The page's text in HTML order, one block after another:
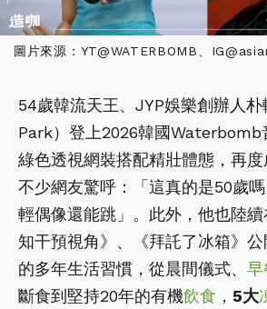
圖片來源：YT@WATERBOMB、
54歲韓流天王、JYP娛樂創辦人朴
Park）登上2026韓國Waterbomb
綠色透視網裝搭配精壯體態，再度
不少網友驚呼：「這真的是50歲
輕偶像還能跳」。此外，他也陸
知干預視角》、《拜託了冰箱》
的多年生活習慣，從晨間儀式、 早
斷食到堅持20年的有機飲食 ， 5大